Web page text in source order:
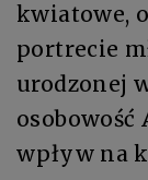
kwiatowe,
portrecie
urodzonej
wpływ na